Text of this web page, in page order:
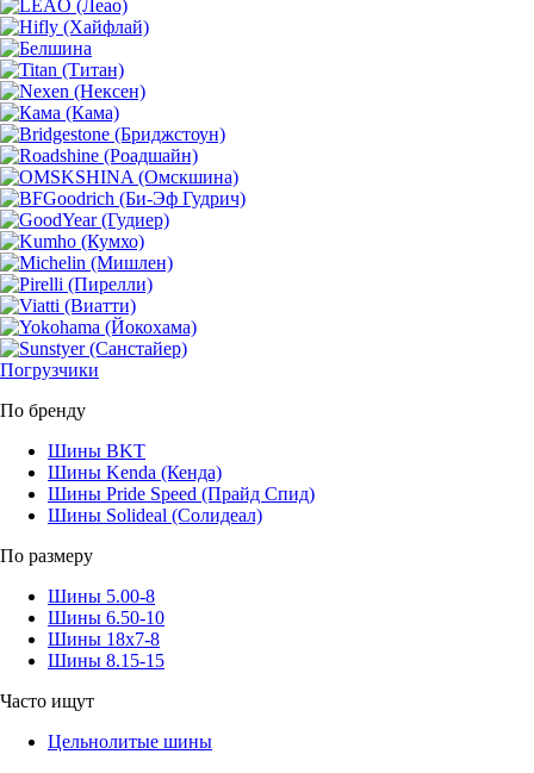
Погрузчики
По бренду
Шины BKT
Шины Kenda (Кенда)
Шины Pride Speed (Прайд Спид)
Шины Solideal (Солидеал)
По размеру
Шины 5.00-8
Шины 6.50-10
Шины 18x7-8
Шины 8.15-15
Часто ищут
Цельнолитые шины